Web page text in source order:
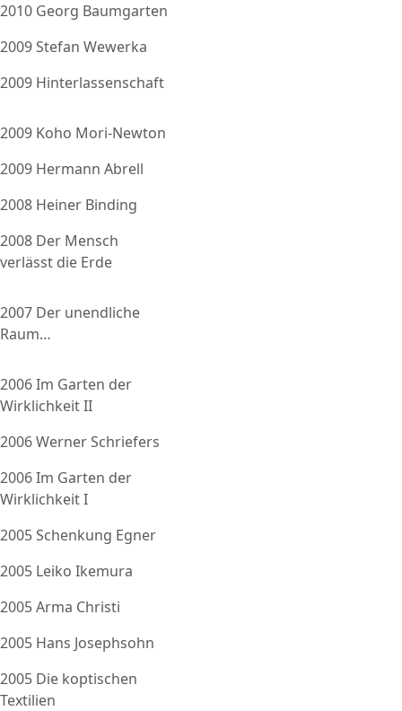
2010 Georg Baumgarten
2009 Stefan Wewerka
2009 Hinterlassenschaft
2009 Koho Mori-Newton
2009 Hermann Abrell
2008 Heiner Binding
2008 Der Mensch
verlässt die Erde
2007 Der unendliche
Raum…
2006 Im Garten der
Wirklichkeit II
2006 Werner Schriefers
2006 Im Garten der
Wirklichkeit I
2005 Schenkung Egner
2005 Leiko Ikemura
2005 Arma Christi
2005 Hans Josephsohn
2005 Die koptischen
Textilien